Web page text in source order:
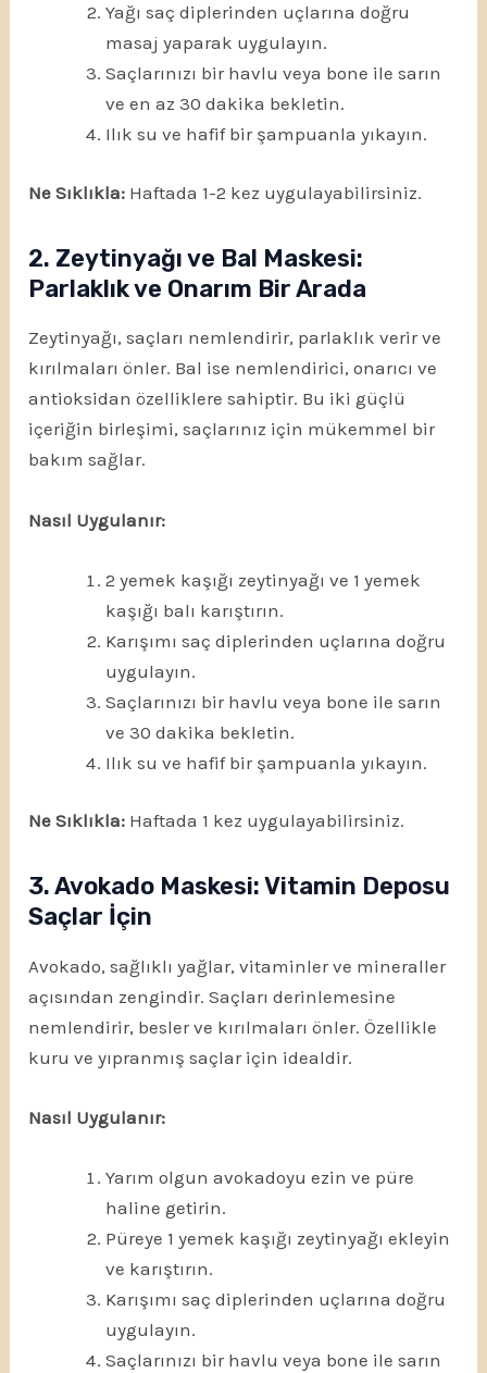
Yağı saç diplerinden uçlarına doğru
masaj yaparak uygulayın.
Saçlarınızı bir havlu veya bone ile sarın
ve en az 30 dakika bekletin.
Ilık su ve hafif bir şampuanla yıkayın.
Ne Sıklıkla: Haftada 1-2 kez uygulayabilirsiniz.
2. Zeytinyağı ve Bal Maskesi:
Parlaklık ve Onarım Bir Arada
Zeytinyağı, saçları nemlendirir, parlaklık verir ve
kırılmaları önler. Bal ise nemlendirici, onarıcı ve
antioksidan özelliklere sahiptir. Bu iki güçlü
içeriğin birleşimi, saçlarınız için mükemmel bir
bakım sağlar.
Nasıl Uygulanır:
2 yemek kaşığı zeytinyağı ve 1 yemek
kaşığı balı karıştırın.
Karışımı saç diplerinden uçlarına doğru
uygulayın.
Saçlarınızı bir havlu veya bone ile sarın
ve 30 dakika bekletin.
Ilık su ve hafif bir şampuanla yıkayın.
Ne Sıklıkla: Haftada 1 kez uygulayabilirsiniz.
3. Avokado Maskesi: Vitamin Deposu
Saçlar İçin
Avokado, sağlıklı yağlar, vitaminler ve mineraller
açısından zengindir. Saçları derinlemesine
nemlendirir, besler ve kırılmaları önler. Özellikle
kuru ve yıpranmış saçlar için idealdir.
Nasıl Uygulanır:
Yarım olgun avokadoyu ezin ve püre
haline getirin.
Püreye 1 yemek kaşığı zeytinyağı ekleyin
ve karıştırın.
Karışımı saç diplerinden uçlarına doğru
uygulayın.
Saçlarınızı bir havlu veya bone ile sarın